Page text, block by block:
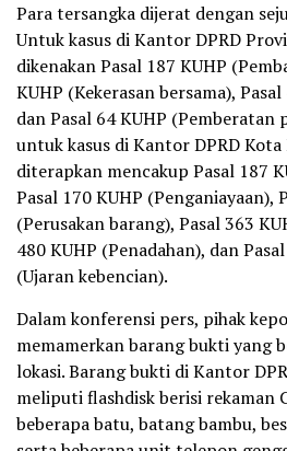
Para tersangka dijerat dengan
Untuk kasus di Kantor DPRD
dikenakan Pasal 187 KUHP
KUHP (Kekerasan bersama),
dan Pasal 64 KUHP (Pemberatan
untuk kasus di Kantor DPRD Kota
diterapkan mencakup Pasal 187
Pasal 170 KUHP (Penganiayaan),
(Perusakan barang), Pasal 363
480 KUHP (Penadahan), dan
(Ujaran kebencian).
Dalam konferensi pers, pihak
memamerkan barang bukti yang
lokasi. Barang bukti di Kantor
meliputi flashdisk berisi rekaman
beberapa batu, batang bambu,